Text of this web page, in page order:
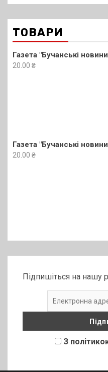
ТОВАРИ
Газета "Бучанські
20.00 ₴
Газета "Бучанські
20.00 ₴
Підпишіться на нашу
З